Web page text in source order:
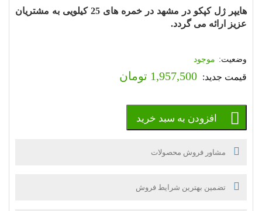
هایپر ژل کپکو در مشهد در خمره های 25 کیلویی به مشتریان
عزیز ارائه می گردد.
موجود
1,957,500 تومان
افزودن به سبد خرید
مشاور فروش محصولات
تضمین بهترین شرایط فروش